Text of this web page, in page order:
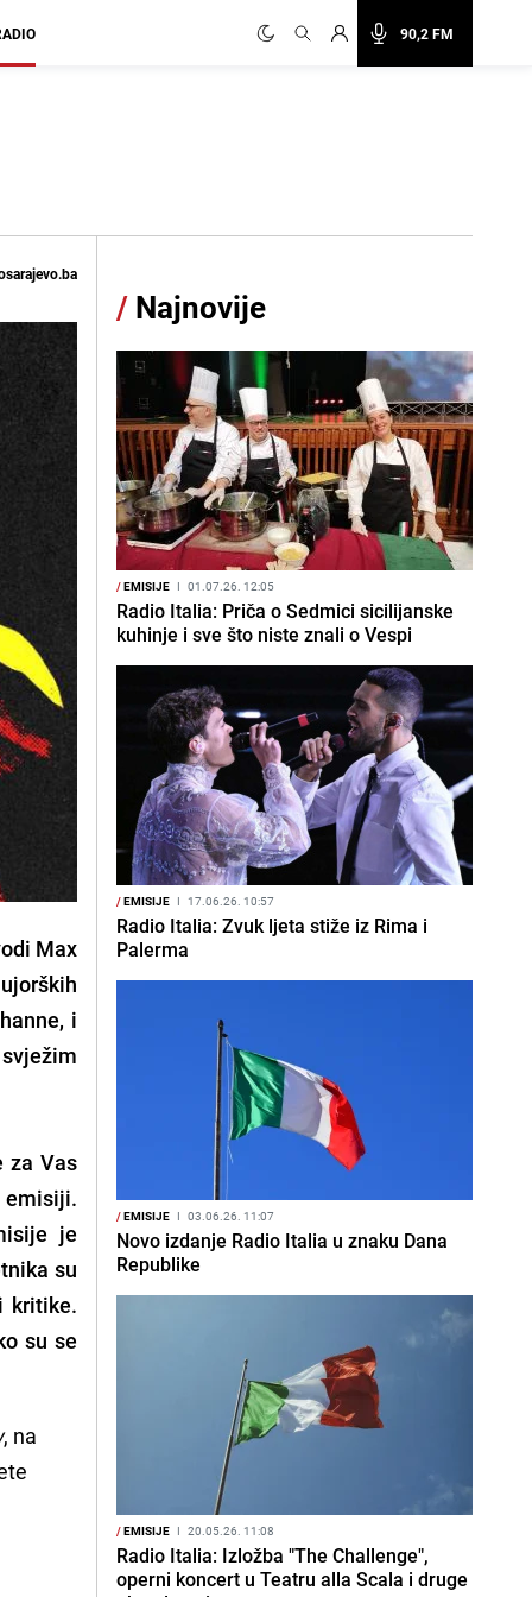
90,2 FM
Max
, i
za Vas
emisiji.
je
su
kritike.
su se
, na
/ Najnovije
/EMISIJE I 01.07.26. 12:05
Radio Italia: Priča o Sedmici sicilijanske
kuhinje i sve što niste znali o Vespi
/EMISIJE I 17.06.26. 10:57
Radio Italia: Zvuk ljeta stiže iz Rima i
Palerma
/EMISIJE I 03.06.26. 11:07
Novo izdanje Radio Italia u znaku Dana
Republike
/EMISIJE I 20.05.26. 11:08
Radio Italia: Izložba "The Challenge",
operni koncert u Teatru alla Scala i druge